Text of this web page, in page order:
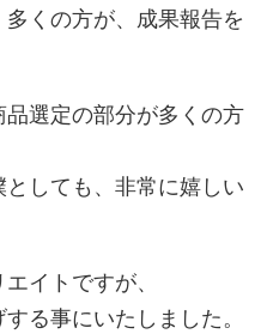
くの方が、成果報告を
選定の部分が多くの方
しても、非常に嬉しい
イトですが、
る事にいたしました。